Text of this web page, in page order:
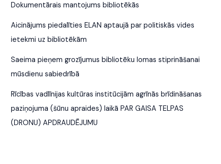
Dokumentārais mantojums bibliotēkās
Aicinājums piedalīties ELAN aptaujā par politiskās vides
ietekmi uz bibliotēkām
Saeima pieņem grozījumus bibliotēku lomas stiprināšanai
mūsdienu sabiedrībā
Rīcības vadlīnijas kultūras institūcijām agrīnās brīdināšanas
paziņojuma (šūnu apraides) laikā PAR GAISA TELPAS
(DRONU) APDRAUDĒJUMU